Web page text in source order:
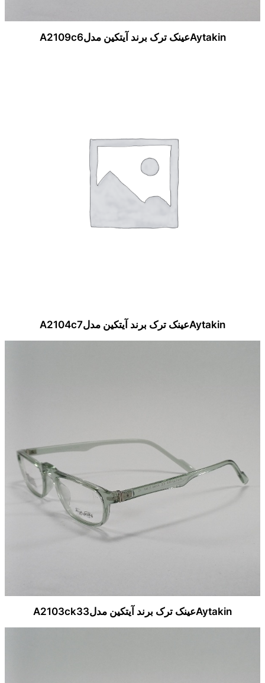
Aytakinعینک ترک برند آیتکین مدلA2109c6
Aytakinعینک ترک برند آیتکین مدلA2104c7
Aytakinعینک ترک برند آیتکین مدلA2103ck33